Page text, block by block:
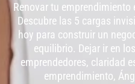
Renovar tu
Descubre las 5 cargas
hoy para construir un
equilibrio. Dejar ir en
emprendedores, claridad
emprendimiento,